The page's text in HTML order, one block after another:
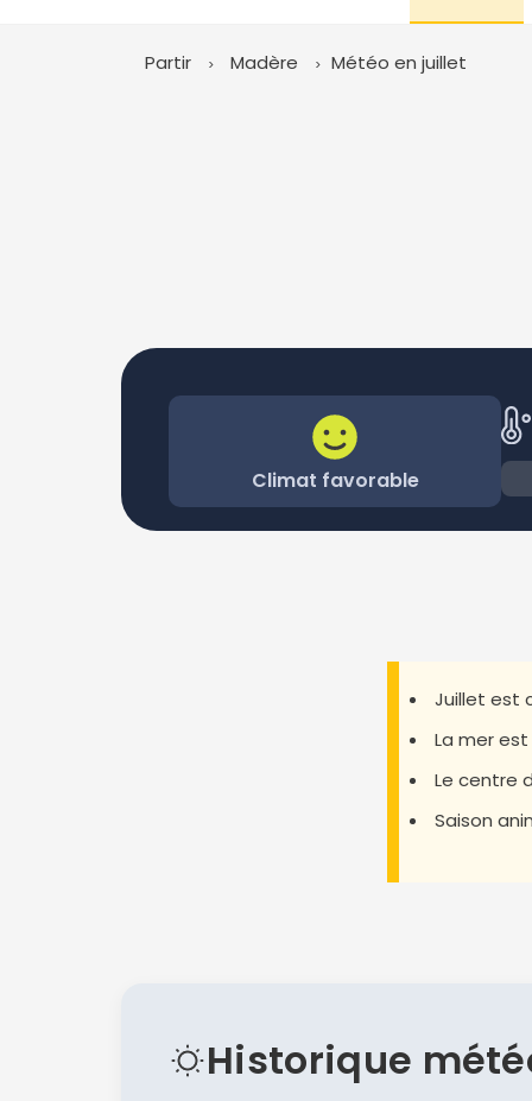
Partir Madère Météo en juillet
Climat favorable
Juillet est
La mer
Le centre
Saison
Historique